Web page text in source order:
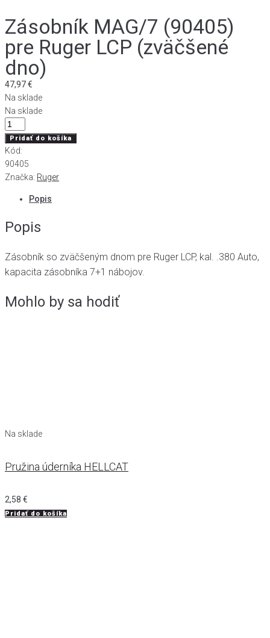
Zásobník MAG/7 (90405)
pre Ruger LCP (zväčšené
dno)
47,97€
Na sklade
Na sklade
množstvo
Zásobník
MAG/7
(90405)
pre
dno)
Pridať do košíka
Kód:
90405
Značka: Ruger
Popis
Popis
Zásobník so zväčšeným dnom pre Ruger LCP, kal. .380 Auto,
kapacita zásobníka 7+1 nábojov.
Mohlo by sa hodiť
Na sklade
Pružina úderníka HELLCAT
2,58 €
Pridať do košíka